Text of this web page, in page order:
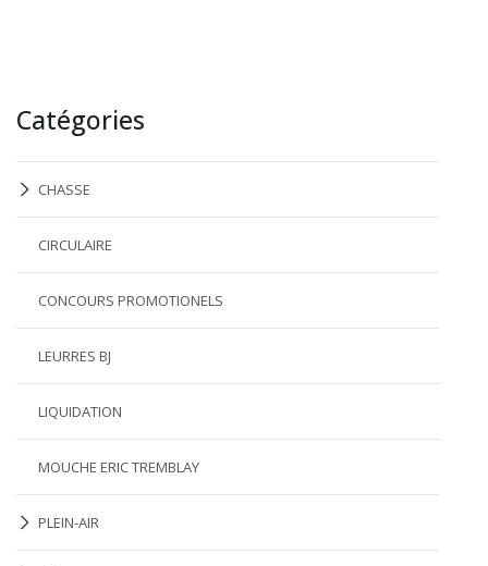
Catégories
CHASSE
CIRCULAIRE
CONCOURS PROMOTIONELS
LEURRES BJ
LIQUIDATION
MOUCHE ERIC TREMBLAY
PLEIN-AIR